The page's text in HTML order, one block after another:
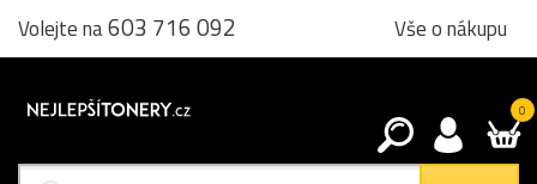
Volejte na603 716 092 Vše o nákupu
0